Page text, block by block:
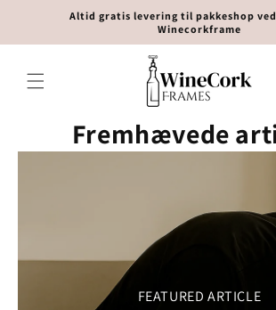
Altid gratis levering til pakkeshop
Winecorkframe
Fremhævede
FEATURED ARTICLE